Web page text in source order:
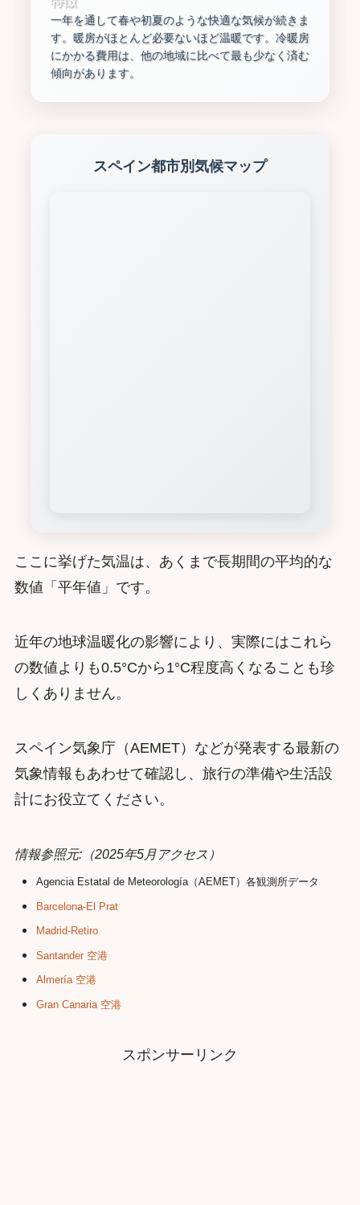
一年を通して春や初夏のような快適な気候が続きま
す。暖房がほとんど必要ないほど温暖です。冷暖房
にかかる費用は、他の地域に比べて最も少なく済む
傾向があります。
スペイン都市別気候マップ
ここに挙げた気温は、あくまで長期間の平均的な
数値「平年値」です。
近年の地球温暖化の影響により、実際にはこれら
の数値よりも0.5°Cから1°C程度高くなることも珍
しくありません。
スペイン気象庁（AEMET）などが発表する最新の
気象情報もあわせて確認し、旅行の準備や生活設
計にお役立てください。
情報参照元:（2025年5月アクセス）
Agencia Estatal de Meteorología（AEMET）各観測所データ
Barcelona-El Prat
Madrid-Retiro
Santander 空港
Almería 空港
Gran Canaria 空港
スポンサーリンク